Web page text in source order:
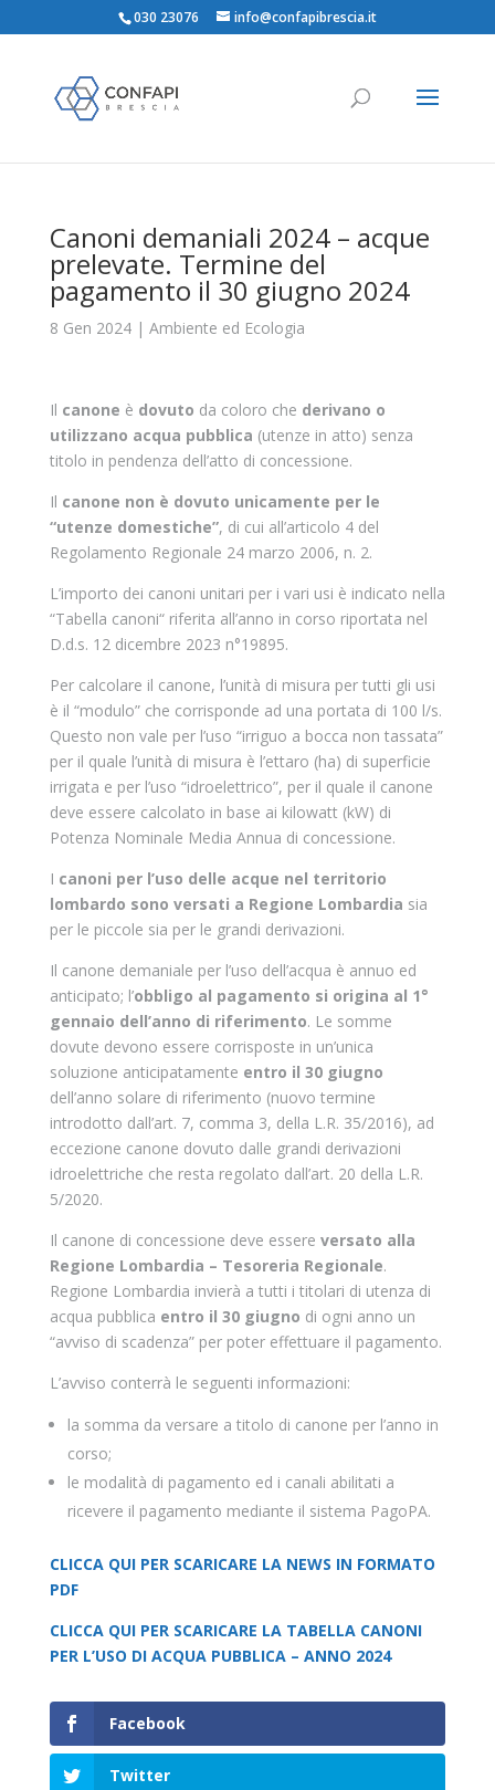
030 23076 info@confapibrescia.it
Canoni demaniali 2024 – acque
prelevate. Termine del
pagamento il 30 giugno 2024
8 Gen 2024| Ambiente ed Ecologia
Il canone è dovuto da coloro che derivano o
utilizzano acqua pubblica (utenze in atto) senza
titolo in pendenza dell’atto di concessione.
Il canone non è dovuto unicamente per le
“utenze domestiche”, di cui all’articolo 4 del
Regolamento Regionale 24 marzo 2006, n. 2.
L’importo dei canoni unitari per i vari usi è indicato nella
“Tabella canoni“ riferita all’anno in corso riportata nel
D.d.s. 12 dicembre 2023 n°19895.
Per calcolare il canone, l’unità di misura per tutti gli usi
è il “modulo” che corrisponde ad una portata di 100 l/s.
Questo non vale per l’uso “irriguo a bocca non tassata”
per il quale l’unità di misura è l’ettaro (ha) di superficie
irrigata e per l’uso “idroelettrico”, per il quale il canone
deve essere calcolato in base ai kilowatt (kW) di
Potenza Nominale Media Annua di concessione.
I canoni per l’uso delle acque nel territorio
lombardo sono versati a Regione Lombardia sia
per le piccole sia per le grandi derivazioni.
Il canone demaniale per l’uso dell’acqua è annuo ed
anticipato; l’obbligo al pagamento si origina al 1°
gennaio dell’anno di riferimento. Le somme
dovute devono essere corrisposte in un’unica
soluzione anticipatamente entro il 30 giugno
dell’anno solare di riferimento (nuovo termine
introdotto dall’art. 7, comma 3, della L.R. 35/2016), ad
eccezione canone dovuto dalle grandi derivazioni
idroelettriche che resta regolato dall’art. 20 della L.R.
5/2020.
Il canone di concessione deve essere versato alla
Regione Lombardia – Tesoreria Regionale.
Regione Lombardia invierà a tutti i titolari di utenza di
acqua pubblica entro il 30 giugno di ogni anno un
“avviso di scadenza” per poter effettuare il pagamento.
L’avviso conterrà le seguenti informazioni:
la somma da versare a titolo di canone per l’anno in
corso;
le modalità di pagamento ed i canali abilitati a
ricevere il pagamento mediante il sistema PagoPA.
CLICCA QUI PER SCARICARE LA NEWS IN FORMATO
PDF
CLICCA QUI PER SCARICARE LA TABELLA CANONI
PER L’USO DI ACQUA PUBBLICA – ANNO 2024
Facebook
Twitter